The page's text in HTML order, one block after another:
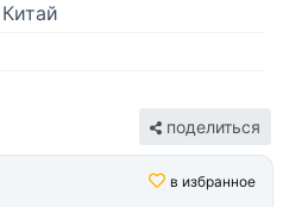
Китай
поделиться
в избранное